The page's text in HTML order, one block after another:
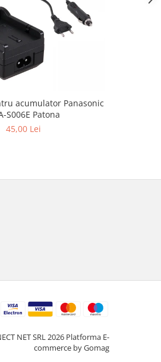
acumulator Panasonic
S006E Patona
45,00 Lei
NET SRL 2026 Platforma E-
commerce by Gomag